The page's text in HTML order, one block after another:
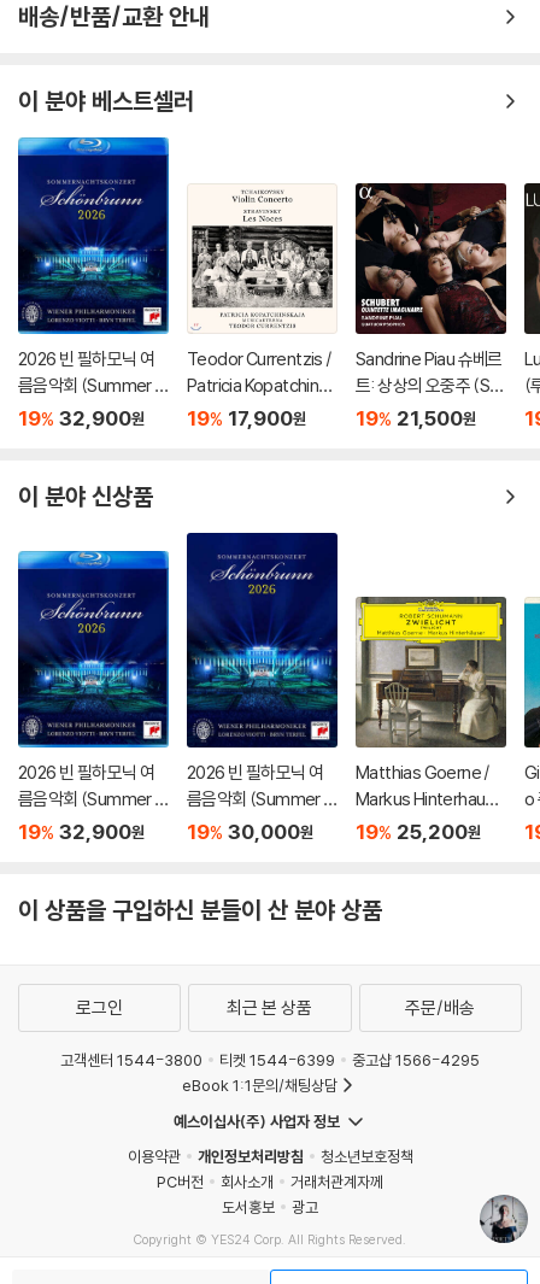
배송/반품/교환 안내
이 분야 베스트셀러
2026 빈 필하모닉 여
름음악회 (Summer Ni
ght Concert 2026)
19% 32,900원
Teodor Currentzis /
Patricia Kopatchinsk
aja 차이코프스키: 바이
19% 17,900원
Sandrine Piau 슈베르
트: 상상의 오중주 (Sc
hubert: Quintette im
19% 21,500원
(
이 분야 신상품
2026 빈 필하모닉 여
름음악회 (Summer Ni
ght Concert 2026)
19% 32,900원
2026 빈 필하모닉 여
름음악회 (Summer Ni
ght Concert 2026)
19% 30,000원
Matthias Goerne /
Markus Hinterhause
r 슈만: 황혼 (가곡집)
19% 25,200원
o
이 상품을 구입하신 분들이 산 분야 상품
로그인 최근 본 상품 주문/배송
고객센터 1544-3800 티켓 1544-6399
중고샵 1566-4295
eBook 1:1문의/채팅상담
예스이십사(주) 사업자 정보
이용약관
개인정보처리방침
청소년보호정책
PC버전
회사소개
거래처관계자께
도서홍보
광고
Copyright © YES24 Corp. All Rights Reserved.